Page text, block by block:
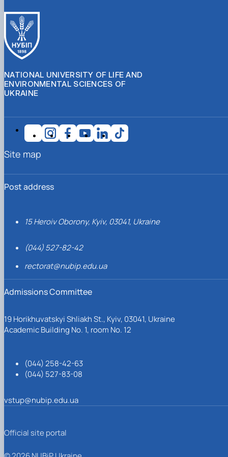
NATIONAL UNIVERSITY OF LIFE AND
ENVIRONMENTAL SCIENCES OF
UKRAINE
Post address
15 Heroiv Oborony, Kyiv, 03041, Ukraine
(044) 527-82-42
rectorat@nubip.edu.ua
Admissions Committee
19 Horikhuvatskyi Shliakh St., Kyiv, 03041, Ukraine
Academic Building No. 1, room No. 12
(044) 258-42-63
(044) 527-83-08
vstup@nubip.edu.ua
Site map
Official site portal